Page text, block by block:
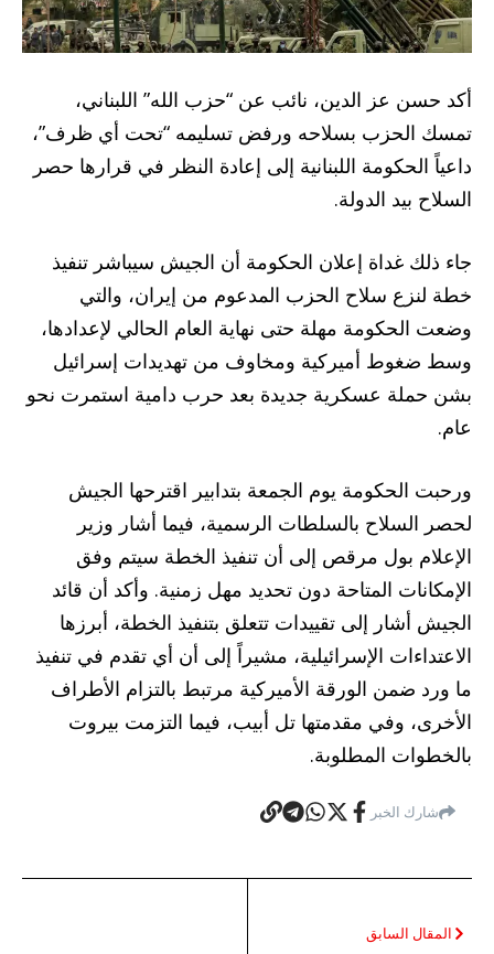
أكد حسن عز الدين، نائب عن “حزب الله” اللبناني،
تمسك الحزب بسلاحه ورفض تسليمه “تحت أي ظرف”،
داعياً الحكومة اللبنانية إلى إعادة النظر في قرارها حصر
السلاح بيد الدولة.
جاء ذلك غداة إعلان الحكومة أن الجيش سيباشر تنفيذ
خطة لنزع سلاح الحزب المدعوم من إيران، والتي
وضعت الحكومة مهلة حتى نهاية العام الحالي لإعدادها،
وسط ضغوط أميركية ومخاوف من تهديدات إسرائيل
بشن حملة عسكرية جديدة بعد حرب دامية استمرت نحو
عام.
ورحبت الحكومة يوم الجمعة بتدابير اقترحها الجيش
لحصر السلاح بالسلطات الرسمية، فيما أشار وزير
الإعلام بول مرقص إلى أن تنفيذ الخطة سيتم وفق
الإمكانات المتاحة دون تحديد مهل زمنية. وأكد أن قائد
الجيش أشار إلى تقييدات تتعلق بتنفيذ الخطة، أبرزها
الاعتداءات الإسرائيلية، مشيراً إلى أن أي تقدم في تنفيذ
ما ورد ضمن الورقة الأميركية مرتبط بالتزام الأطراف
الأخرى، وفي مقدمتها تل أبيب، فيما التزمت بيروت
بالخطوات المطلوبة.
شارك الخبر
المقال السابق